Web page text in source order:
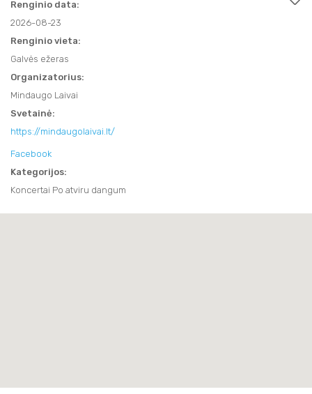
INFORMACIJA VERSLUI
Renginio data:
2026-08-23
Renginio vieta:
Galvės ežeras
Organizatorius:
Mindaugo Laivai
Svetainė:
https://mindaugolaivai.lt/
Facebook
Kategorijos:
Koncertai Po atviru dangum
FILMAI
KITI
KALĖDINIAI RENGINIAI
TRAKAI JUMS
KAVINĖS IR RESTORANAI
KONFERENCIJŲ ORGANIZAVIMAS
TRAKIEČIO KORTELĖ
STOVYKLOS